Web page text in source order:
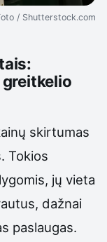
/ Shutterstock.com
skirtumas
Tokios
jų vieta
dažnai
paslaugas.